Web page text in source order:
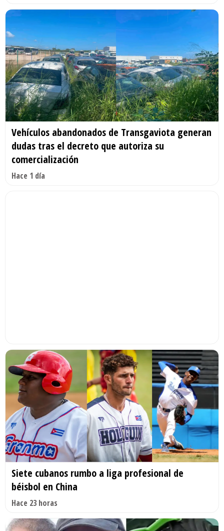
Vehículos abandonados de Transgaviota generan
dudas tras el decreto que autoriza su
comercialización
Hace 1 día
Siete cubanos rumbo a liga profesional de
béisbol en China
Hace 23 horas